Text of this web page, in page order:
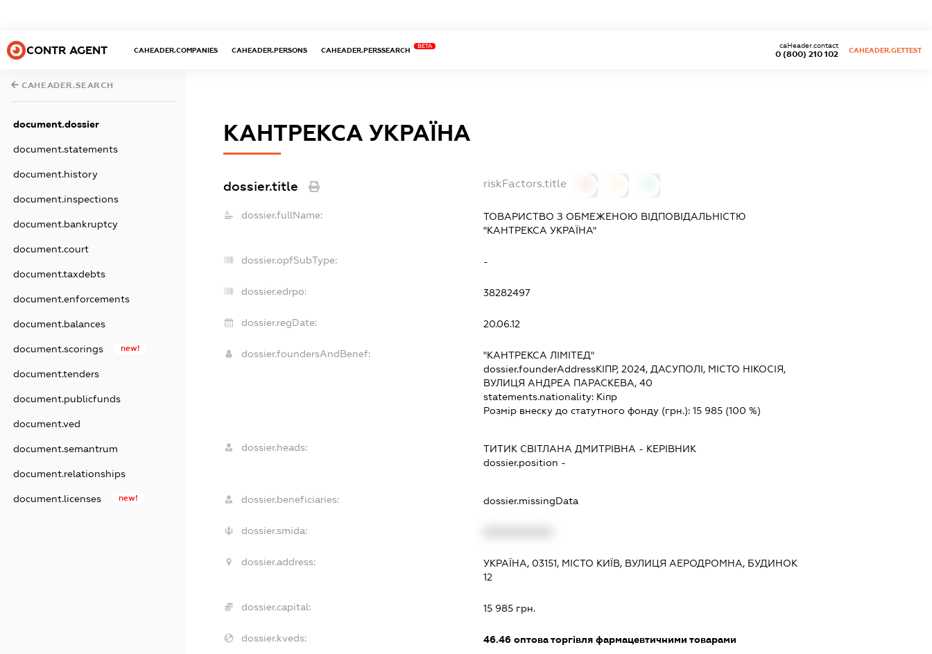
CONTR AGENT CAHEADER.COMPANIES CAHEADER.PERSONS CAHEADER.PERSSEARCH
BETA
0 (800) 210 102
caHeader.contact
CAHEADER.GETTEST
CAHEADER.SEARCH
document.dossier
document.statements
document.history
document.inspections
document.bankruptcy
document.court
document.taxdebts
document.enforcements
document.balances
document.scorings new!
document.tenders
document.publicfunds
document.ved
document.semantrum
document.relationships
document.licenses new!
КАНТРЕКСА УКРАЇНА
dossier.title riskFactors.title
dossier.fullName:
ТОВАРИСТВО З ОБМЕЖЕНОЮ ВІДПОВІДАЛЬНІСТЮ
"КАНТРЕКСА УКРАЇНА"
dossier.opfSubType: -
dossier.edrpo: 38282497
dossier.regDate: 20.06.12
dossier.foundersAndBenef:
"КАНТРЕКСА ЛІМІТЕД"
dossier.founderAddressКІПР, 2024, ДАСУПОЛІ, МІСТО НІКОСІЯ,
ВУЛИЦЯ АНДРЕА ПАРАСКЕВА, 40
statements.nationality: Кіпр
Розмір внеску до статутного фонду (грн.):15 985 (100 %)
dossier.heads: ТИТИК СВІТЛАНА ДМИТРІВНА - КЕРІВНИК
dossier.position -
dossier.beneficiaries: dossier.missingData
dossier.smida:
dossier.address:
УКРАЇНА, 03151, МІСТО КИЇВ, ВУЛИЦЯ АЕРОДРОМНА, БУДИНОК
12
dossier.capital: 15 985 грн.
dossier.kveds: 46.46 оптова торгівля фармацевтичними товарами